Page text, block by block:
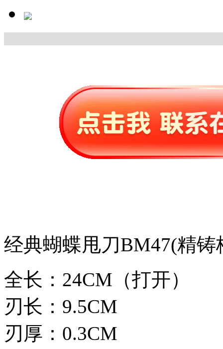
经典蝴蝶甩刀BM47(精铸
全长：24CM（打开）
刃长：9.5CM
刃厚：0.3CM